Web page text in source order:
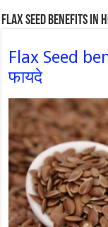
Flax Seed Benefits in
Flax Seed
फायदे